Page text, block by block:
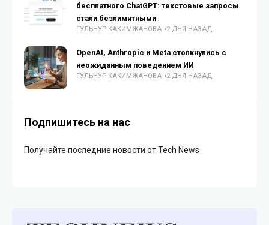
бесплатного ChatGPT: текстовые запросы
стали безлимитными
ГУЛЬНУР КАКИМЖАНОВА 2 ДНЯ НАЗАД
OpenAI, Anthropic и Meta столкнулись с
неожиданным поведением ИИ
ГУЛЬНУР КАКИМЖАНОВА 2 ДНЯ НАЗАД
Подпишитесь на нас
Получайте последние новости от Tech News